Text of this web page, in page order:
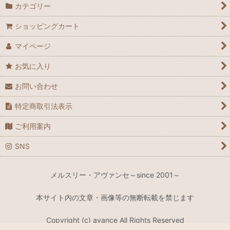
カテゴリー
ショッピングカート
マイページ
お気に入り
お問い合わせ
特定商取引法表示
ご利用案内
SNS
メルスリー・アヴァンセ～since 2001～
本サイト内の文章・画像等の無断転載を禁じます
Copyright (c) avance All Rights Reserved